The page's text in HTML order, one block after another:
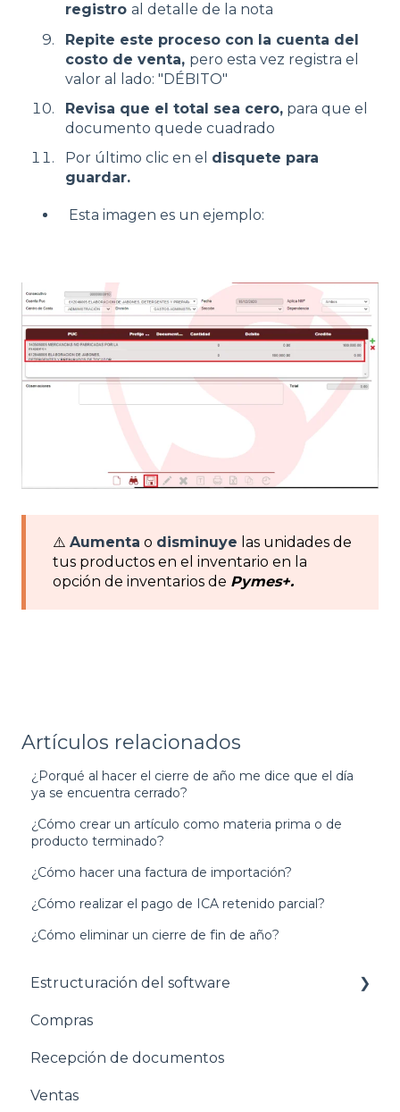
registro al detalle de la nota
Repite este proceso con la cuenta del
costo de venta, pero esta vez registra el
valor al lado: "DÉBITO"
Revisa que el total sea cero, para que el
documento quede cuadrado
Por último clic en el disquete para
guardar.
Esta imagen es un ejemplo:
⚠️ Aumenta o disminuye las unidades de
tus productos en el inventario en la
opción de inventarios de Pymes+.
Artículos relacionados
¿Porqué al hacer el cierre de año me dice que el día
ya se encuentra cerrado?
¿Cómo crear un artículo como materia prima o de
producto terminado?
¿Cómo hacer una factura de importación?
¿Cómo realizar el pago de ICA retenido parcial?
¿Cómo eliminar un cierre de fin de año?
Estructuración del software
Pasos para configurar tu empresa
Estructuración General
Estructuración Contabilidad
Compras
Recepción de documentos
Ventas